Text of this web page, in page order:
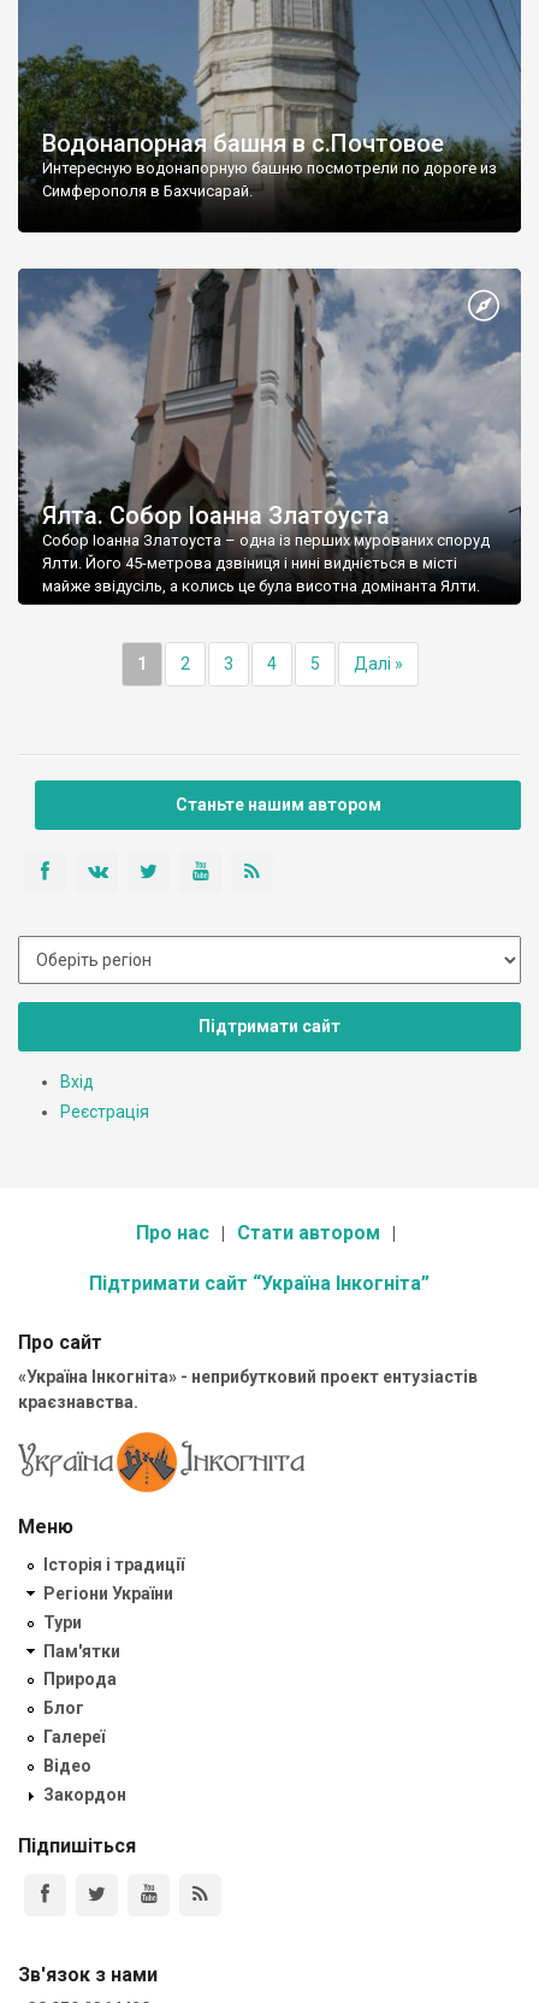
Водонапорная башня в с.Почтовое
Интересную водонапорную башню посмотрели по дороге из
Симферополя в Бахчисарай.
Ялта. Собор Іоанна Златоуста
Собор Іоанна Златоуста – одна із перших мурованих споруд
Ялти. Його 45-метрова дзвіниця і нині видніється в місті
майже звідусіль, а колись це була висотна домінанта Ялти.
1 2 3 4 5 Далі »
Станьте нашим автором
Підтримати сайт
Вхід
Реєстрація
Про нас Стати автором
Підтримати сайт “Україна Інкогніта”
Про сайт
«Україна Інкогніта» - неприбутковий проект ентузіастів
краєзнавства.
Меню
Історія і традиції
Регіони України
Тури
Пам'ятки
Природа
Блог
Галереї
Відео
Закордон
Підпишіться
Зв'язок з нами